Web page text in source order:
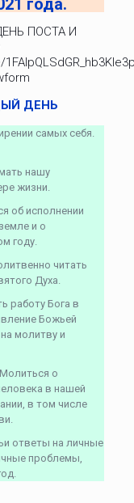
21 года.
ПОСТА И
ДЕНЬ
самых себя.
нашу
жизни.
об исполнении
и о
году.
читать
Духа.
работу Бога в
Божьей
молитву и
Молиться о
в нашей
в том числе
ответы на личные
проблемы,